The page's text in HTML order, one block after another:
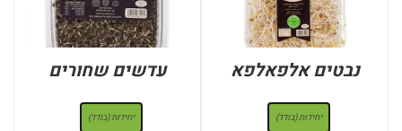
נבטים אלפאלפא
יחידות (בודד)
עדשים שחורים
יחידות (בודד)